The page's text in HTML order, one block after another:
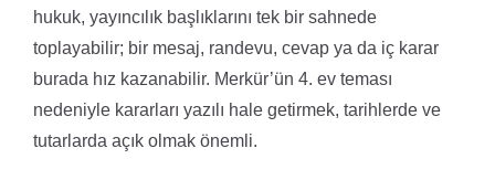
hukuk, yayıncılık başlıklarını tek bir sahnede
toplayabilir; bir mesaj, randevu, cevap ya da iç karar
burada hız kazanabilir. Merkür’ün 4. ev teması
nedeniyle kararları yazılı hale getirmek, tarihlerde ve
tutarlarda açık olmak önemli.